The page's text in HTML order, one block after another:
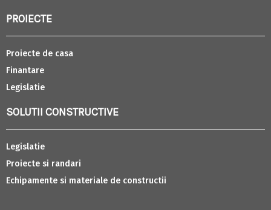
PROIECTE
Proiecte de casa
Finantare
Legislatie
SOLUTII CONSTRUCTIVE
Legislatie
Proiecte si randari
Echipamente si materiale de constructii